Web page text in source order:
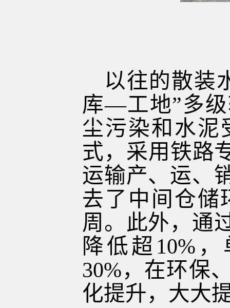
以往的散装
库—工地”多
尘污染和水泥
式，采用铁路
运输产、运、
去了中间仓储
周。此外，通
降低超10%
30%，在环保
化提升，大大